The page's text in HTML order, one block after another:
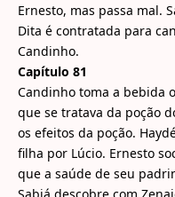
Ernesto, mas passa mal.
Dita é contratada para
Candinho.
Capítulo 81
Candinho toma a bebida
que se tratava da poção
os efeitos da poção.
filha por Lúcio. Ernesto
que a saúde de seu